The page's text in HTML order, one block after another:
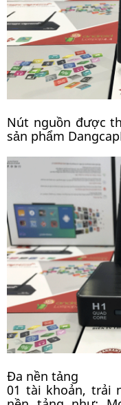
Nút nguồn được
sản phẩm
Đa nền tảng
01 tài khoản, trải